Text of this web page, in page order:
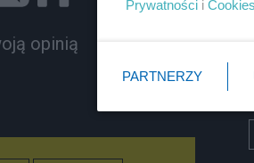
opinią
Prywatności i Cookies
PARTNERZY